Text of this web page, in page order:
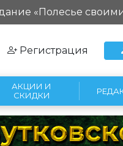
«Полесье
Регистрация
АКЦИИ И
СКИДКИ